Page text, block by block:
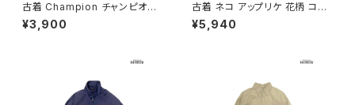
古着 Champion チャンピオン
ロゴ コットン100％ 長袖 Ｔシャ
ツ 赤 (ttu2501067)
¥3,900
古着 ネコ アップリケ 花柄 コッ
トン ミニ丈 半袖 ワンピース 緑
(oa2607077)
¥5,940